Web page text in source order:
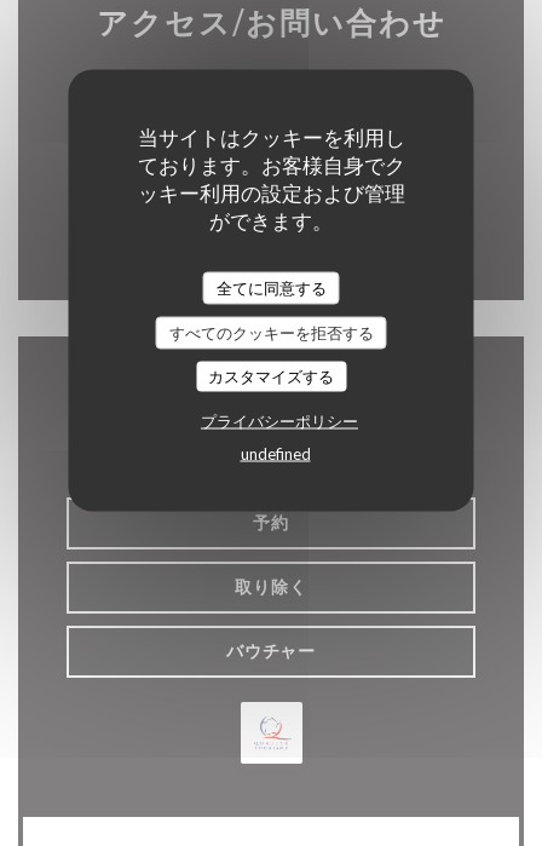
当サイトはクッキーを利用し
ております。お客様自身でク
ッキー利用の設定および管理
ができます。
全てに同意する
すべてのクッキーを拒否する
カスタマイズする
プライバシーポリシー
undefined
アクセス/お問い合わせ
3 Rue du Marais 62500 Clairmarais
03 21 39 33 92
お問い合わせ
予約
取り除く
バウチャー